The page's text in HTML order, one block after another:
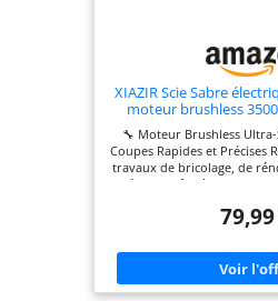
XIAZIR Scie Sabre
moteur brushless
pour Bois, Métal, PVC
arbres,
🔧 Moteur Brushless
Coupes Rapides et Précises
travaux de bricolage, de
extérieur grâce à cette scie
jusqu'à 3500 courses par
supplémentaire par
traditionnels. Idéale pour
couper des tuyaux PVC,